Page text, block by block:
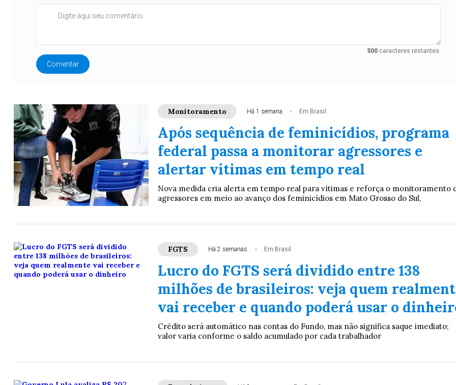
500caracteres restantes.
Comentar
Monitoramento Há 1 semana Em Brasil
Após sequência de feminicídios, programa
federal passa a monitorar agressores e
alertar vítimas em tempo real
Nova medida cria alerta em tempo real para vítimas e reforça o monitoramento
agressores em meio ao avanço dos feminicídios em Mato Grosso do Sul,
FGTS Há 2 semanas Em Brasil
Lucro do FGTS será dividido entre 138
milhões de brasileiros: veja quem
vai receber e quando poderá usar o
Crédito será automático nas contas do Fundo, mas não significa saque imediato;
valor varia conforme o saldo acumulado por cada trabalhador